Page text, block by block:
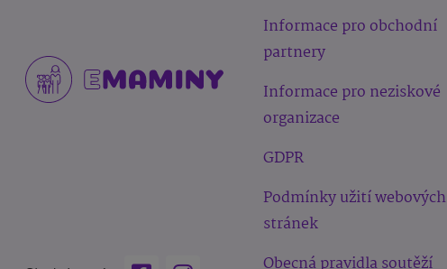
Informace pro obchodní
partnery
Informace pro neziskové
organizace
GDPR
Podmínky užití webových
stránek
Obecná pravidla soutěží